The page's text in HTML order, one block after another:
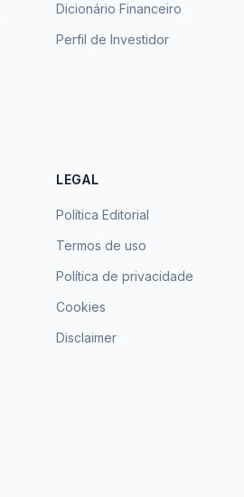
Dicionário Financeiro
Perfil de Investidor
LEGAL
Política Editorial
Termos de uso
Política de privacidade
Cookies
Disclaimer